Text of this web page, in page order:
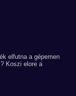
elfutna a gépemen
Koszi elore a